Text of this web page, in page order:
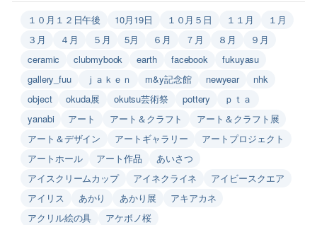
１０月１２日午後 10月19日 １０月５日 １１月
１月
３月
４月 ５月 5月 ６月 ７月 ８月
９月
ceramic
clubmybook earth facebook
fukuyasu
gallery_fuu
ｊａｋｅｎ m&y記念館 newyear
nhk
object
okuda展 okutsu芸術祭 pottery
ｐｔａ
yanabi
アート アート＆クラフト
アート＆クラフト展
アート＆デザイン
アートギャラリー
アートプロジェクト
アートホール
アート作品
あいさつ
アイスクリームカップ
アイネクライネ
アイビースクエア
アイリス
あかり あかり展
アキアカネ
アクリル絵の具
アケボノ桜